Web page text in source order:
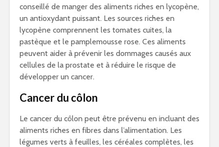
conseillé de manger des aliments riches en lycopène,
un antioxydant puissant. Les sources riches en
lycopène comprennent les tomates cuites, la
pastèque et le pamplemousse rose. Ces aliments
peuvent aider à prévenir les dommages causés aux
cellules de la prostate et à réduire le risque de
développer un cancer.
Cancer du côlon
Le cancer du côlon peut être prévenu en incluant des
aliments riches en fibres dans l’alimentation. Les
légumes verts à feuilles, les céréales complètes, les